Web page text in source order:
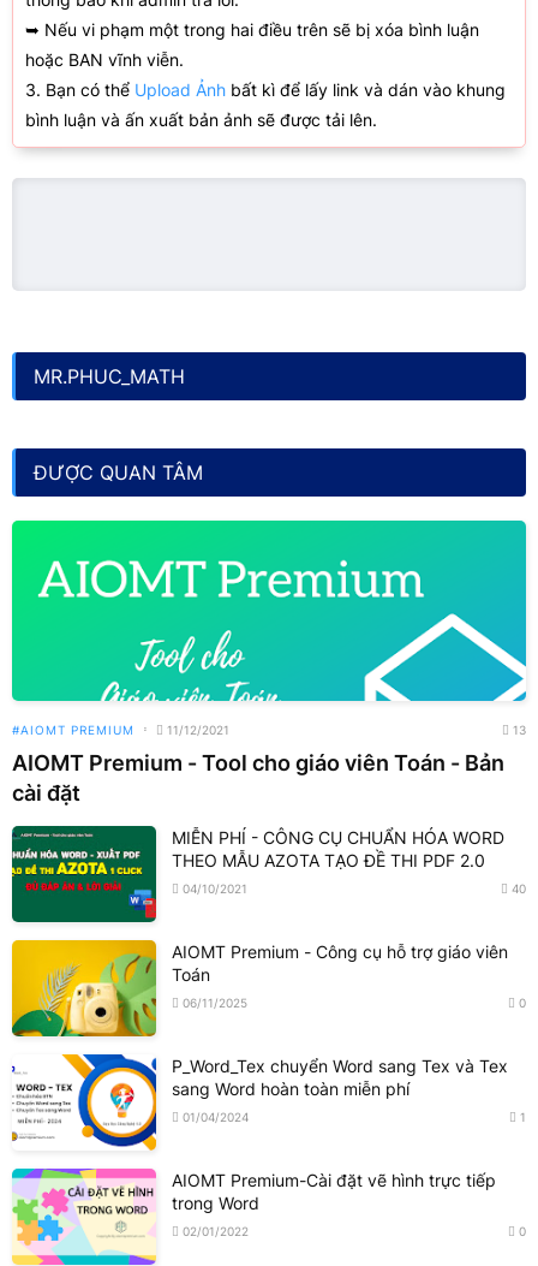
➥ Nếu vi phạm một trong hai điều trên sẽ bị xóa bình luận
hoặc BAN vĩnh viễn.
3. Bạn có thể Upload Ảnh bất kì để lấy link và dán vào khung
bình luận và ấn xuất bản ảnh sẽ được tải lên.
MR.PHUC_MATH
ĐƯỢC QUAN TÂM
AIOMT PREMIUM 11/12/2021 13
AIOMT Premium - Tool cho giáo viên Toán - Bản
cài đặt
MIỄN PHÍ - CÔNG CỤ CHUẨN HÓA WORD
THEO MẪU AZOTA TẠO ĐỀ THI PDF 2.0
04/10/2021 40
AIOMT Premium - Công cụ hỗ trợ giáo viên
Toán
06/11/2025 0
P_Word_Tex chuyển Word sang Tex và Tex
sang Word hoàn toàn miễn phí
01/04/2024 1
AIOMT Premium-Cài đặt vẽ hình trực tiếp
trong Word
02/01/2022 0